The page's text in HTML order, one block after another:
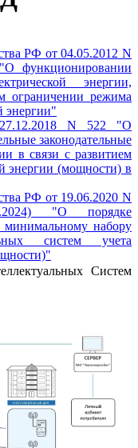
РФ от 04.05.2012 N
функционировании
энергии,
ограничении режима
энергии"
N 522 "О
законодательные
в связи с развитием
энергии (мощности) в
РФ от 19.06.2020 N
"О порядке
минимальному набору
систем учета
Систем